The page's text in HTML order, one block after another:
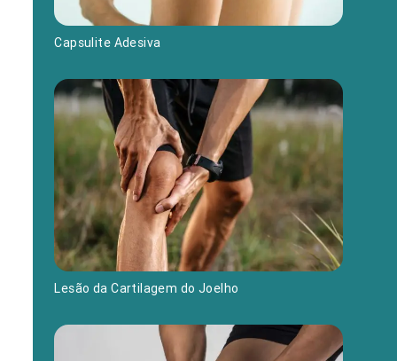
Capsulite Adesiva
Lesão da Cartilagem do Joelho